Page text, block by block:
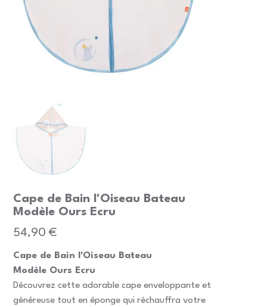
Cape de Bain l'Oiseau Bateau
Modèle Ours Ecru
Prix
54,90 €
Cape de Bain l'Oiseau Bateau
Modèle Ours Ecru
Découvrez cette adorable cape enveloppante et
généreuse tout en éponge qui réchauffra votre